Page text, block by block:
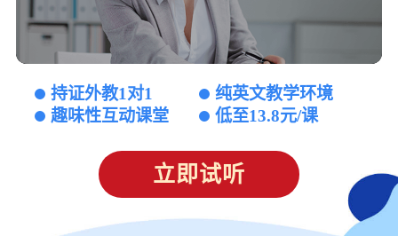
持证外教1对1
纯英文教学环境
趣味性互动课堂
低至13.8元/课
立即试听